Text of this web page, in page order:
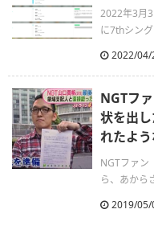
2022年3月
に7thシン
2022/04/
NGTフ
状を出
れたよう
NGTファン
ら、あから
2019/05/